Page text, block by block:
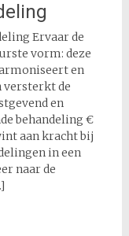
Ervaar de
vorm: deze
en
de
en
behandeling €
aan kracht bij
in een
naar de